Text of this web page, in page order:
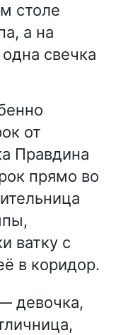
столе
а на
свечка
от
Правдина
прямо во
ватку с
в коридор.
девочка,